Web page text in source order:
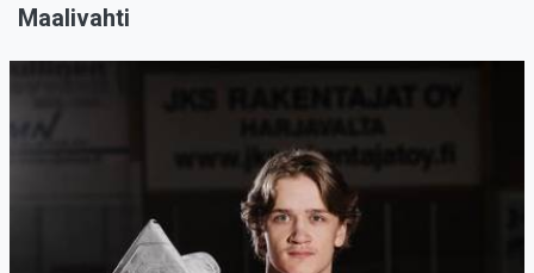
Maalivahti